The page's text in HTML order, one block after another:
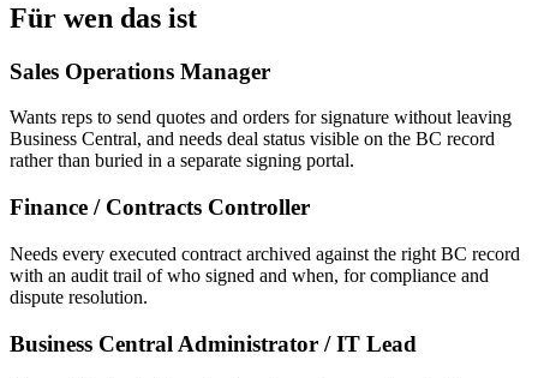
Für wen das ist
Sales Operations Manager
Wants reps to send quotes and orders for signature without leaving
Business Central, and needs deal status visible on the BC record
rather than buried in a separate signing portal.
Finance / Contracts Controller
Needs every executed contract archived against the right BC record
with an audit trail of who signed and when, for compliance and
dispute resolution.
Business Central Administrator / IT Lead